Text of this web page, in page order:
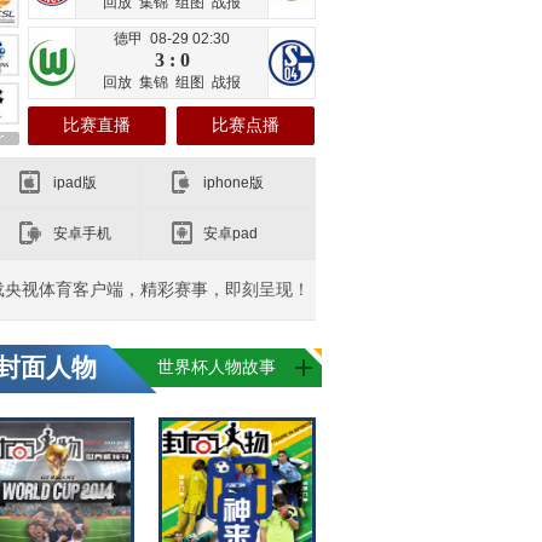
德甲 08-29 02:30
3 : 0
回放 集锦 组图 战报
比赛直播 比赛点播
ipad版 iphone版
安卓手机 安卓pad
央视体育客户端，精彩赛事，即刻呈现！
面人物 世界杯人物故事